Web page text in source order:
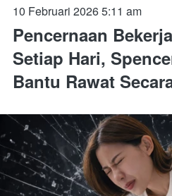
10 Februari 2026 5:11 am
Pencernaan
Setiap Hari,
Bantu Rawat